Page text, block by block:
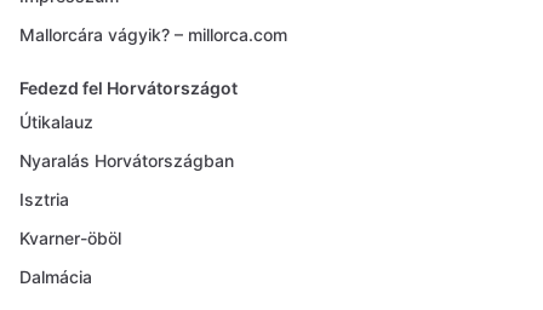
Mallorcára vágyik? – millorca.com
Fedezd fel Horvátországot
Útikalauz
Nyaralás Horvátországban
Isztria
Kvarner-öböl
Dalmácia